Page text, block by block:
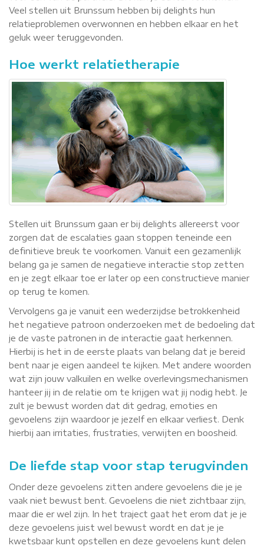
Veel stellen uit Brunssum hebben bij delights hun
relatieproblemen overwonnen en hebben elkaar en het
geluk weer teruggevonden.
Hoe werkt relatietherapie
Stellen uit Brunssum gaan er bij delights allereerst voor
zorgen dat de escalaties gaan stoppen teneinde een
definitieve breuk te voorkomen. Vanuit een gezamenlijk
belang ga je samen de negatieve interactie stop zetten
en je zegt elkaar toe er later op een constructieve manier
op terug te komen.
Vervolgens ga je vanuit een wederzijdse betrokkenheid
het negatieve patroon onderzoeken met de bedoeling dat
je de vaste patronen in de interactie gaat herkennen.
Hierbij is het in de eerste plaats van belang dat je bereid
bent naar je eigen aandeel te kijken. Met andere woorden
wat zijn jouw valkuilen en welke overlevingsmechanismen
hanteer jij in de relatie om te krijgen wat jij nodig hebt. Je
zult je bewust worden dat dit gedrag, emoties en
gevoelens zijn waardoor je jezelf en elkaar verliest. Denk
hierbij aan irritaties, frustraties, verwijten en boosheid.
De liefde stap voor stap terugvinden
Onder deze gevoelens zitten andere gevoelens die je je
vaak niet bewust bent. Gevoelens die niet zichtbaar zijn,
maar die er wel zijn. In het traject gaat het erom dat je je
deze gevoelens juist wel bewust wordt en dat je je
kwetsbaar kunt opstellen en deze gevoelens kunt delen